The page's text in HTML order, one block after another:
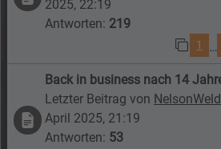
2025, 22:19
Antworten: 219
1 …
Back in business nach 14
Letzter Beitrag von
April 2025, 21:19
Antworten: 53